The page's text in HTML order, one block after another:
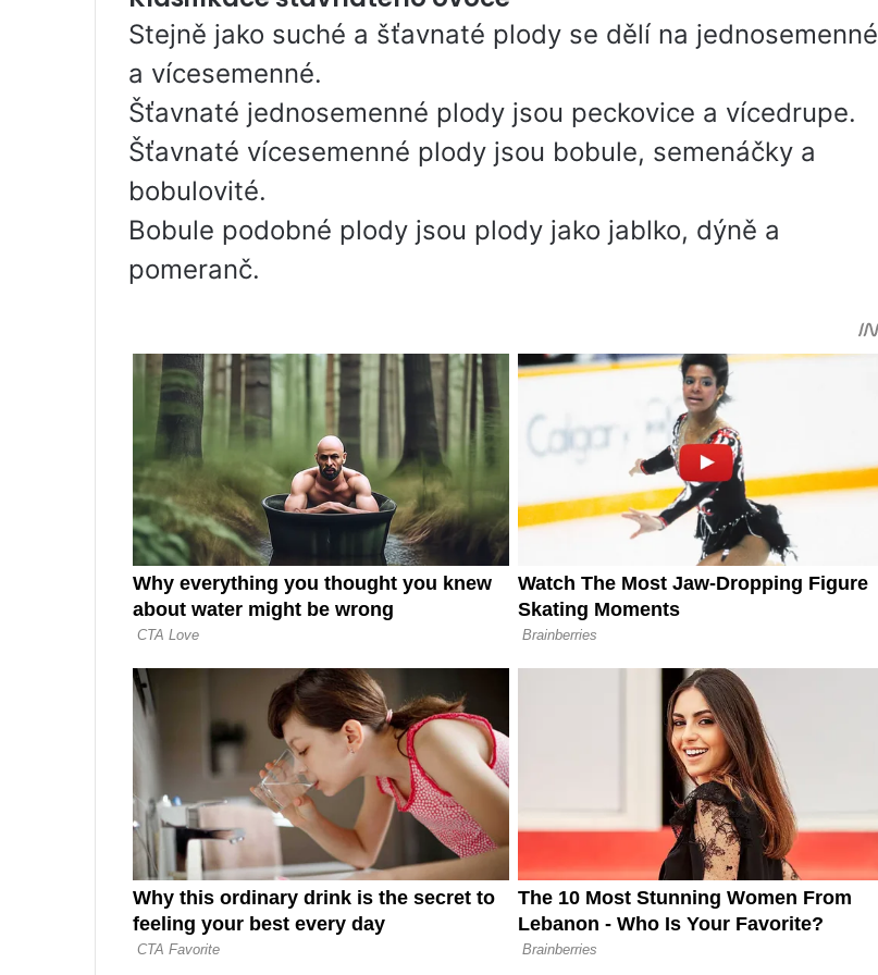
Stejně jako suché a šťavnaté plody se dělí na jednosemenné
a vícesemenné.
Šťavnaté jednosemenné plody jsou peckovice a vícedrupe.
Šťavnaté vícesemenné plody jsou bobule, semenáčky a
bobulovité.
Bobule podobné plody jsou plody jako jablko, dýně a
pomeranč.